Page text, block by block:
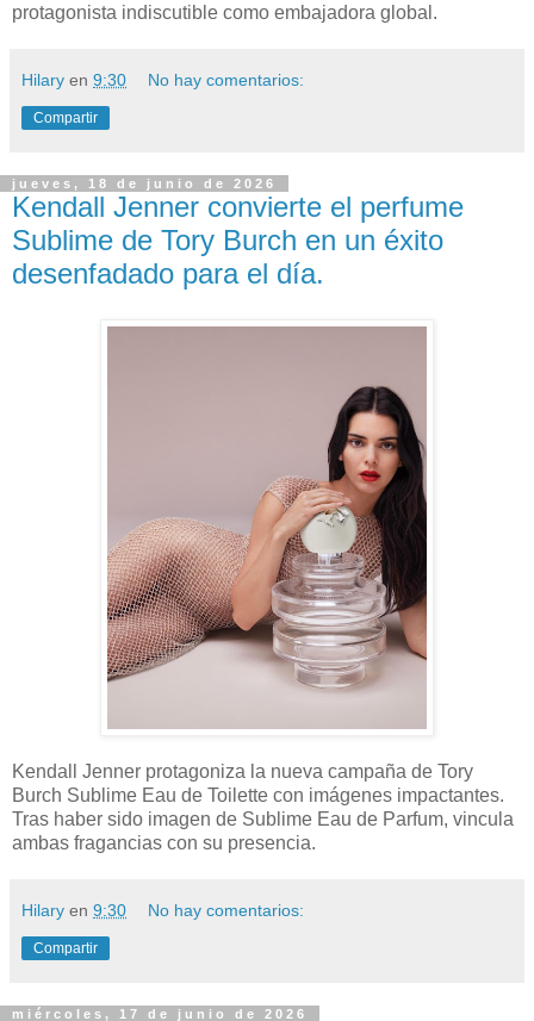
protagonista indiscutible como embajadora global.
Hilary en 9:30 No hay comentarios:
Compartir
jueves, 18 de junio de 2026
Kendall Jenner convierte el perfume
Sublime de Tory Burch en un éxito
desenfadado para el día.
Kendall Jenner protagoniza la nueva campaña de Tory
Burch Sublime Eau de Toilette con imágenes impactantes.
Tras haber sido imagen de Sublime Eau de Parfum, vincula
ambas fragancias con su presencia.
Hilary en 9:30 No hay comentarios:
Compartir
miércoles, 17 de junio de 2026